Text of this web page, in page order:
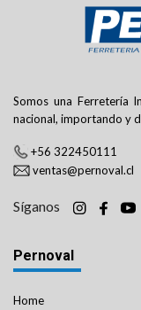
Somos una Ferretería
nacional, importando y
+56 322450111
ventas@pernoval.cl
Síganos
Pernoval
Home